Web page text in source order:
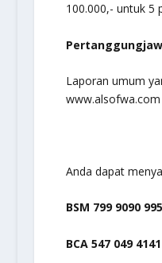
100.000,- untuk 5
Laporan umum
Anda dapat
BSM 799 9090 995
BCA 547 049 4141